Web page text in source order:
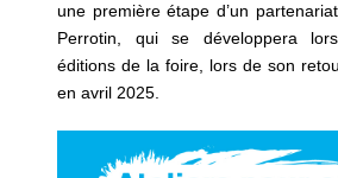
une première étape d’un
Perrotin, qui se développera
éditions de la foire, lors de son
en avril 2025.